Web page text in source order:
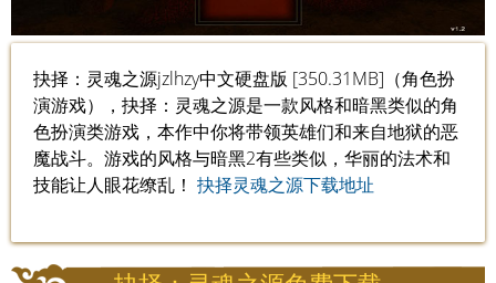
抉择：灵魂之源jzlhzy中文硬盘版 [350.31MB]（角色扮
演游戏），抉择：灵魂之源是一款风格和暗黑类似的角
色扮演类游戏，本作中你将带领英雄们和来自地狱的恶
魔战斗。游戏的风格与暗黑2有些类似，华丽的法术和
技能让人眼花缭乱！ 抉择灵魂之源下载地址